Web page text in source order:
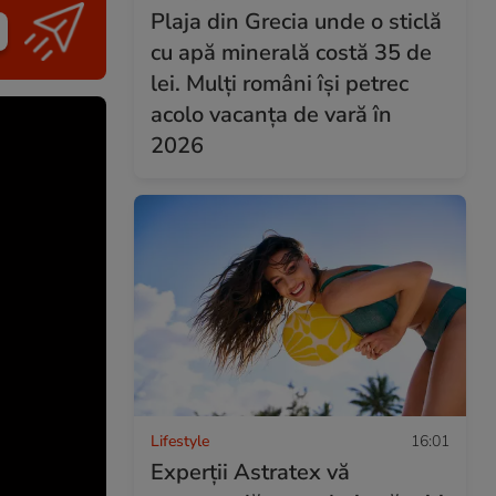
Plaja din Grecia unde o sticlă
cu apă minerală costă 35 de
lei. Mulți români își petrec
acolo vacanța de vară în
2026
Lifestyle 16:01
Experții Astratex vă